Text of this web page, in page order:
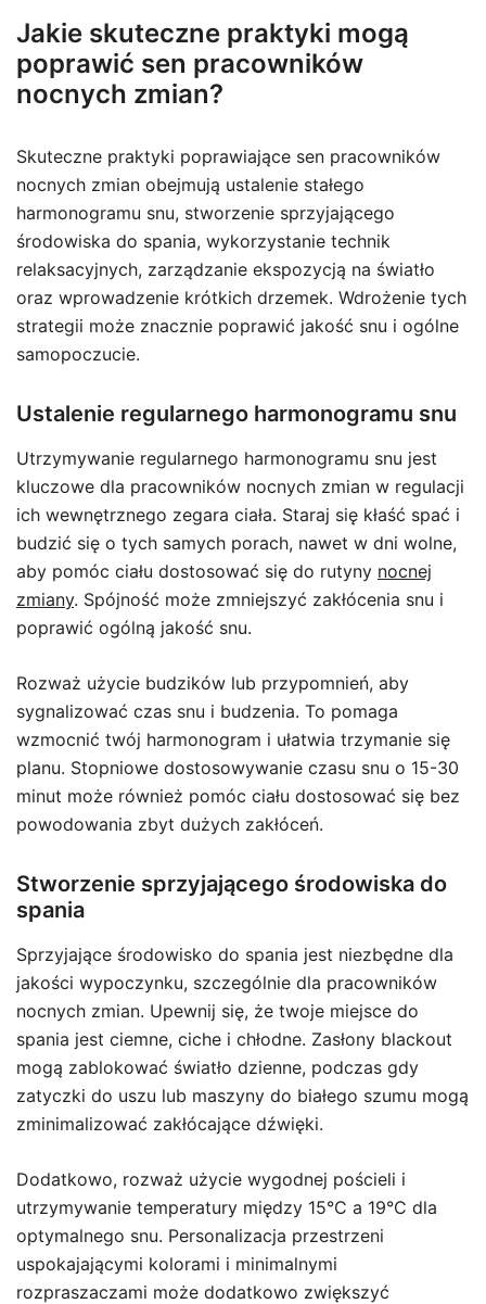
Jakie skuteczne praktyki mogą
poprawić sen pracowników
nocnych zmian?
Skuteczne praktyki poprawiające sen pracowników
nocnych zmian obejmują ustalenie stałego
harmonogramu snu, stworzenie sprzyjającego
środowiska do spania, wykorzystanie technik
relaksacyjnych, zarządzanie ekspozycją na światło
oraz wprowadzenie krótkich drzemek. Wdrożenie tych
strategii może znacznie poprawić jakość snu i ogólne
samopoczucie.
Ustalenie regularnego harmonogramu snu
Utrzymywanie regularnego harmonogramu snu jest
kluczowe dla pracowników nocnych zmian w regulacji
ich wewnętrznego zegara ciała. Staraj się kłaść spać i
budzić się o tych samych porach, nawet w dni wolne,
aby pomóc ciału dostosować się do rutyny nocnej
zmiany. Spójność może zmniejszyć zakłócenia snu i
poprawić ogólną jakość snu.
Rozważ użycie budzików lub przypomnień, aby
sygnalizować czas snu i budzenia. To pomaga
wzmocnić twój harmonogram i ułatwia trzymanie się
planu. Stopniowe dostosowywanie czasu snu o 15-30
minut może również pomóc ciału dostosować się bez
powodowania zbyt dużych zakłóceń.
Stworzenie sprzyjającego środowiska do
spania
Sprzyjające środowisko do spania jest niezbędne dla
jakości wypoczynku, szczególnie dla pracowników
nocnych zmian. Upewnij się, że twoje miejsce do
spania jest ciemne, ciche i chłodne. Zasłony blackout
mogą zablokować światło dzienne, podczas gdy
zatyczki do uszu lub maszyny do białego szumu mogą
zminimalizować zakłócające dźwięki.
Dodatkowo, rozważ użycie wygodnej pościeli i
utrzymywanie temperatury między 15°C a 19°C dla
optymalnego snu. Personalizacja przestrzeni
uspokajającymi kolorami i minimalnymi
rozpraszaczami może dodatkowo zwiększyć